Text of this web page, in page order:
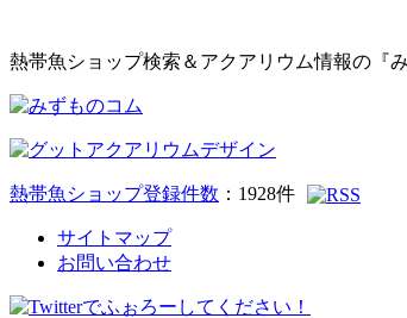
熱帯魚ショップ検索＆アクアリウム情報の『
熱帯魚ショップ登録件数 ： 1928件
サイトマップ
お問い合わせ